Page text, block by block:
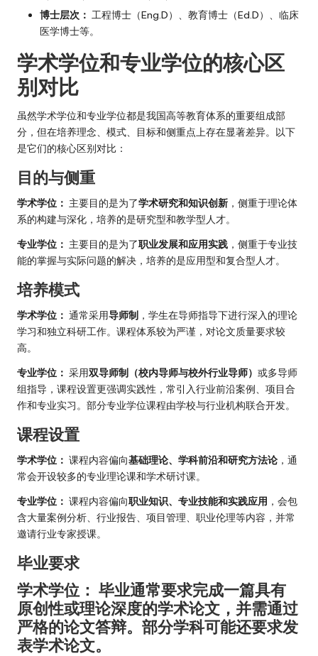
博士层次： 工程博士（Eng.D）、教育博士（Ed.D）、临床
医学博士等。
学术学位和专业学位的核心区
别对比
虽然学术学位和专业学位都是我国高等教育体系的重要组成部
分，但在培养理念、模式、目标和侧重点上存在显著差异。以下
是它们的核心区别对比：
目的与侧重
学术学位： 主要目的是为了学术研究和知识创新 ，侧重于理论体
系的构建与深化，培养的是研究型和教学型人才。
专业学位： 主要目的是为了职业发展和应用实践 ，侧重于专业技
能的掌握与实际问题的解决，培养的是应用型和复合型人才。
培养模式
学术学位： 通常采用导师制 ，学生在导师指导下进行深入的理论
学习和独立科研工作。课程体系较为严谨，对论文质量要求较
高。
专业学位： 采用双导师制（校内导师与校外行业导师） 或多导师
组指导，课程设置更强调实践性，常引入行业前沿案例、项目合
作和专业实习。部分专业学位课程由学校与行业机构联合开发。
课程设置
学术学位： 课程内容偏向基础理论、学科前沿和研究方法论 ，通
常会开设较多的专业理论课和学术研讨课。
专业学位： 课程内容偏向职业知识、专业技能和实践应用 ，会包
含大量案例分析、行业报告、项目管理、职业伦理等内容，并常
邀请行业专家授课。
毕业要求
学术学位： 毕业通常要求完成一篇具有
原创性或理论深度的学术论文 ，并需通过
严格的论文答辩。部分学科可能还要求发
表学术论文。